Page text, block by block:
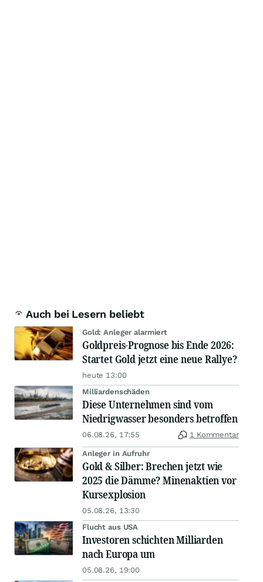
Auch bei Lesern beliebt
Gold: Anleger alarmiert
Goldpreis-Prognose bis Ende 2026:
Startet Gold jetzt eine neue Rallye?
heute 13:00
Milliardenschäden
Diese Unternehmen sind vom
Niedrigwasser besonders betroffen
06.08.26, 17:55 1 Kommentar
Anleger in Aufruhr
Gold & Silber: Brechen jetzt wie
2025 die Dämme? Minenaktien vor
Kursexplosion
05.08.26, 13:30
Flucht aus USA
Investoren schichten Milliarden
nach Europa um
05.08.26, 19:00